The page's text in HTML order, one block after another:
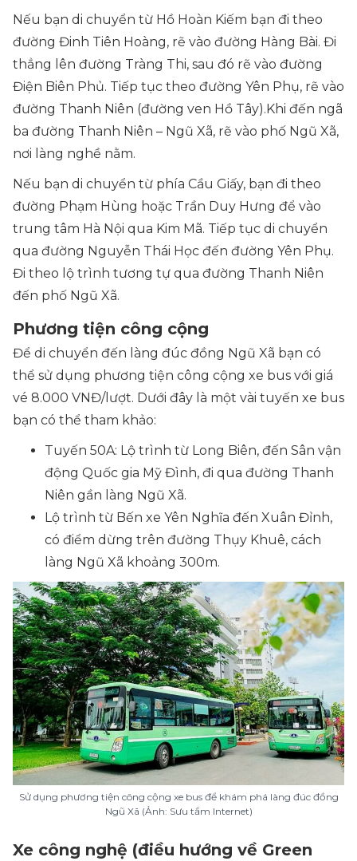
Nếu bạn di chuyển từ Hồ Hoàn Kiếm bạn đi theo
đường Đinh Tiên Hoàng, rẽ vào đường Hàng Bài. Đi
thẳng lên đường Tràng Thi, sau đó rẽ vào đường
Điện Biên Phủ. Tiếp tục theo đường Yên Phụ, rẽ vào
đường Thanh Niên (đường ven Hồ Tây).Khi đến ngã
ba đường Thanh Niên – Ngũ Xã, rẽ vào phố Ngũ Xã,
nơi làng nghề nằm.
Nếu bạn di chuyển từ phía Cầu Giấy, bạn đi theo
đường Phạm Hùng hoặc Trần Duy Hưng để vào
trung tâm Hà Nội qua Kim Mã. Tiếp tục di chuyển
qua đường Nguyễn Thái Học đến đường Yên Phụ.
Đi theo lộ trình tương tự qua đường Thanh Niên
đến phố Ngũ Xã.
Phương tiện công cộng
Để di chuyển đến làng đúc đồng Ngũ Xã bạn có
thể sử dụng phương tiện công cộng xe bus với giá
vé 8.000 VNĐ/lượt. Dưới đây là một vài tuyến xe bus
bạn có thể tham khảo:
Tuyến 50A: Lộ trình từ Long Biên, đến Sân vận
động Quốc gia Mỹ Đình, đi qua đường Thanh
Niên gần làng Ngũ Xã.
Lộ trình từ Bến xe Yên Nghĩa đến Xuân Đỉnh,
có điểm dừng trên đường Thụy Khuê, cách
làng Ngũ Xã khoảng 300m.
Sử dụng phương tiện công cộng xe bus để khám phá làng đúc đồng
Ngũ Xã (Ảnh: Sưu tầm Internet)
Xe công nghệ (điều hướng về Green